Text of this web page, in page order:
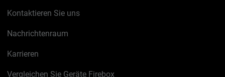
Kontaktieren Sie uns
Nachrichtenraum
Karrieren
Vergleichen Sie Geräte Firebox